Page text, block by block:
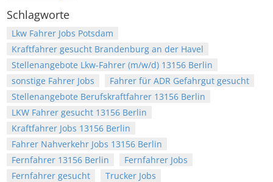
Schlagworte
Lkw Fahrer Jobs Potsdam
Kraftfahrer gesucht Brandenburg an der Havel
Stellenangebote Lkw-Fahrer (m/w/d) 13156 Berlin
sonstige Fahrer Jobs
Fahrer für ADR Gefahrgut gesucht
Stellenangebote Berufskraftfahrer 13156 Berlin
LKW Fahrer gesucht 13156 Berlin
Kraftfahrer Jobs 13156 Berlin
Fahrer Nahverkehr Jobs 13156 Berlin
Fernfahrer 13156 Berlin
Fernfahrer Jobs
Fernfahrer gesucht
Trucker Jobs